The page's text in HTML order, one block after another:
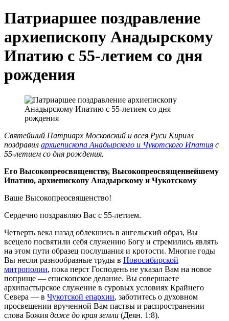
Патриаршее поздравление
архиепископу Анадырскому
Ипатию с 55-летием со дня
рождения
Святейший Патриарх Московский и всея Руси Кирилл
поздравил архиепископа Анадырского и Чукотского Ипатия с
55-летием со дня рождения.
Его Высокопреосвященству, Высокопреосвященнейшему
Ипатию, архиепископу Анадырскому и Чукотскому
Ваше Высокопреосвященство!
Сердечно поздравляю Вас с 55-летием.
Четверть века назад облекшись в ангельский образ, Вы
всецело посвятили себя служению Богу и стремились являть
на этом пути образец послушания и кротости. Многие годы
Вы несли разнообразные труды в Новосибирской
митрополии, пока перст Господень не указал Вам на новое
поприще — епископское делание. Вы совершаете
архипастырское служение в суровых условиях Крайнего
Севера — в Чукотской епархии, заботитесь о духовном
просвещении врученной Вам паствы и распространении
слова Божия даже до края земли (Деян. 1:8).